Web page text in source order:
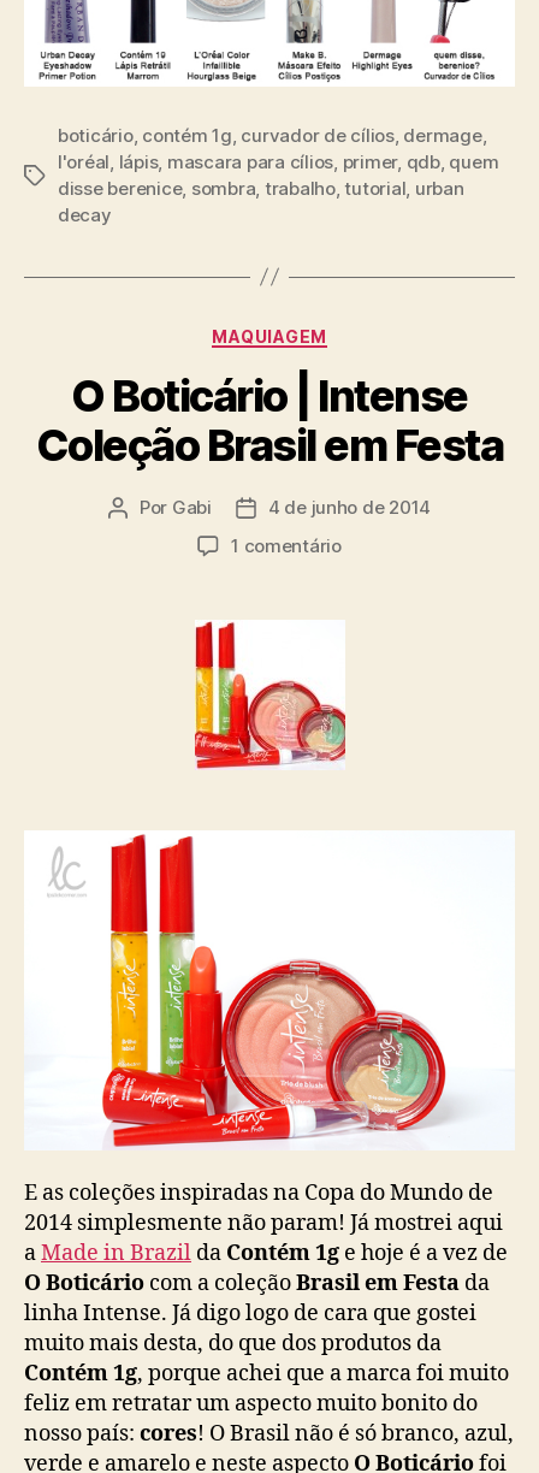
Tags
boticário, contém 1g, curvador de cílios, dermage,
l'oréal, lápis, mascara para cílios, primer, qdb, quem
disse berenice, sombra, trabalho,tutorial, urban
decay
Categorias
MAQUIAGEM
O Boticário | Intense
Coleção Brasil em Festa
Autor
Por Gabi
Data4 de junho de 2014
1 comentárioem
|
Brasil
em
Festa
E as coleções inspiradas na Copa do Mundo de
2014 simplesmente não param! Já mostrei aqui
aMade in Brazil da Contém 1g e hoje é a vez de
O Boticário com a coleçãoBrasil em Festa da
linha Intense. Já digo logo de cara que gostei
muito mais desta, do que dos produtos da
Contém 1g, porque achei que a marca foi muito
feliz em retratar um aspecto muito bonito do
nosso país: cores! O Brasil não é só branco, azul,
verde e amarelo e neste aspecto O Boticáriofoi